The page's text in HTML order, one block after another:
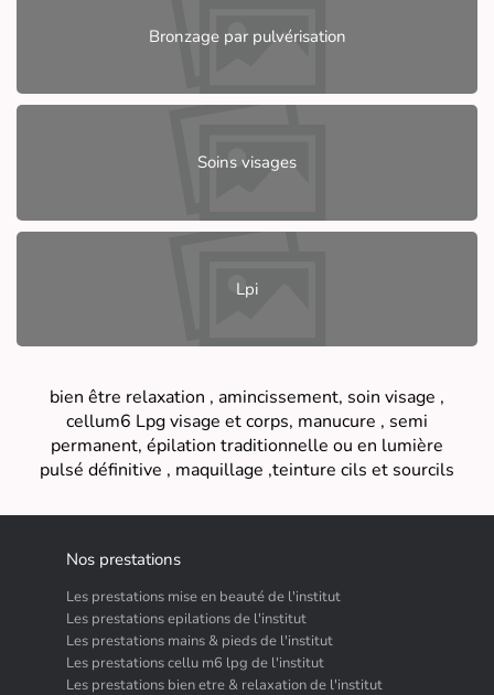
Bronzage par pulvérisation
Soins visages
Lpi
bien être relaxation , amincissement, soin visage ,
cellum6 Lpg visage et corps, manucure , semi
permanent, épilation traditionnelle ou en lumière
pulsé définitive , maquillage ,teinture cils et sourcils
Nos prestations
Les prestations mise en beauté de l'institut
Les prestations epilations de l'institut
Les prestations mains & pieds de l'institut
Les prestations cellu m6 lpg de l'institut
Les prestations bien etre & relaxation de l'institut